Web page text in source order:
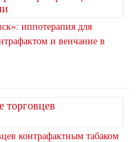
иппотерапия для
и венчание в
контрафактным табаком